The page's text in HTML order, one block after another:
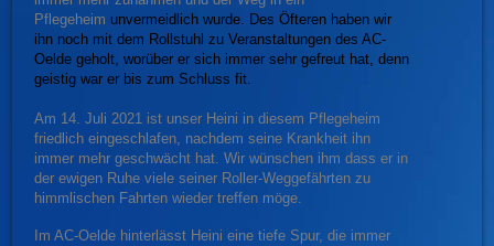
Pflegeheim unvermeidlich wurde. Des Öfteren haben wir
ihn noch mit dem Rollstuhl zu Veranstaltungen des AC-
Oelde geholt, worüber er sich immer sehr gefreut hat, denn
geistig war er bis zum Schluss fit.
Am 14. Juli 2021 ist unser Heini in diesem Pflegeheim
friedlich eingeschlafen, nachdem seine Krankheit ihn
immer mehr geschwächt hat. Wir wünschen ihm dass er in
der ewigen Ruhe viele seiner Roller-Weggefährten zu
himmlischen Fahrten wieder treffen möge.
Im AC-Oelde hinterlässt Heini eine tiefe Spur, die immer